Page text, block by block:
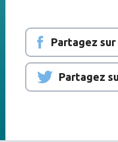
Partagez
Partagez